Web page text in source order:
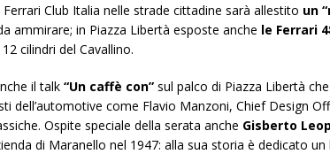
Club Italia nelle strade cittadine sarà allestito un
ammirare; in Piazza Libertà esposte anche le Ferrari
cilindri del Cavallino.
il talk “Un caffè con” sul palco di Piazza Libertà
dell’automotive come Flavio Manzoni, Chief Design
Ospite speciale della serata anche Gisberto
di Maranello nel 1947: alla sua storia è dedicato